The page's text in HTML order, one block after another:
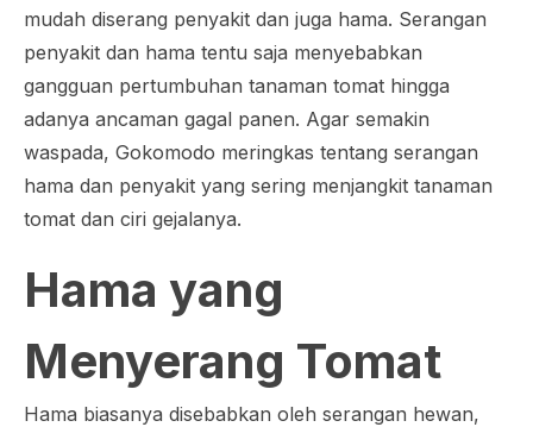
mudah diserang penyakit dan juga hama. Serangan
penyakit dan hama tentu saja menyebabkan
gangguan pertumbuhan tanaman tomat hingga
adanya ancaman gagal panen. Agar semakin
waspada, Gokomodo meringkas tentang serangan
hama dan penyakit yang sering menjangkit tanaman
tomat dan ciri gejalanya.
Hama yang
Menyerang Tomat
Hama biasanya disebabkan oleh serangan hewan,